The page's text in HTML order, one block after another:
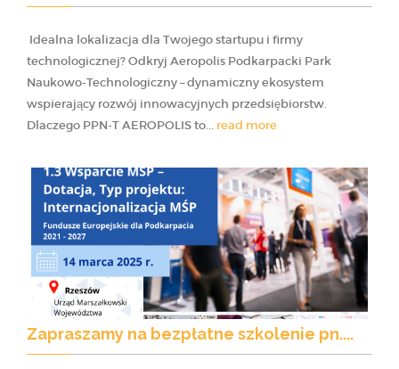
Idealna lokalizacja dla Twojego startupu i firmy
technologicznej? Odkryj Aeropolis Podkarpacki Park
Naukowo-Technologiczny – dynamiczny ekosystem
wspierający rozwój innowacyjnych przedsiębiorstw.
Dlaczego PPN-T AEROPOLIS to... read more
Zapraszamy na bezpłatne szkolenie pn....